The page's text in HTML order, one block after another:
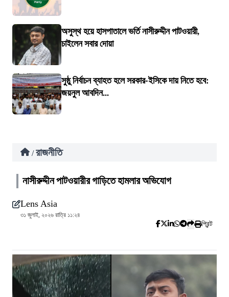
অসুস্থ হয়ে হাসপাতালে ভর্তি নাসীরুদ্দীন পাটওয়ারী,
চাইলেন সবার দোয়া
সুষ্ঠু নির্বাচন ব্যাহত হলে সরকার-ইসিকে দায় নিতে হবে:
জয়নুল আবদিন...
/ রাজনীতি
নাসীরুদ্দীন পাটওয়ারীর গাড়িতে হামলার অভিযোগ
Lens Asia
৩১ জুলাই, ২০২৬ রাত্রি ১১:২৪
প্রিন্ট